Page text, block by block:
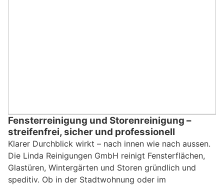
Fensterreinigung und Storenreinigung –
streifenfrei, sicher und professionell
Klarer Durchblick wirkt – nach innen wie nach aussen.
Die Linda Reinigungen GmbH reinigt Fensterflächen,
Glastüren, Wintergärten und Storen gründlich und
speditiv. Ob in der Stadtwohnung oder im